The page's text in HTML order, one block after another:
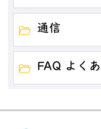
通信
FAQ よく